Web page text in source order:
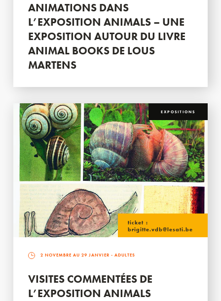
ANIMATIONS DANS
L’EXPOSITION ANIMALS – UNE
EXPOSITION AUTOUR DU LIVRE
ANIMAL BOOKS DE LOUS
MARTENS
EXPOSITIONS
ticket :
brigitte.vdb@lesati.be
2 NOVEMBRE AU 29 JANVIER - ADULTES
VISITES COMMENTÉES DE
L’EXPOSITION ANIMALS